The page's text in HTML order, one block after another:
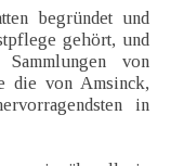
begründet und
gehört, und
von
die von Amsinck,
in